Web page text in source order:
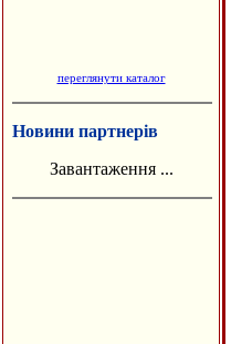
переглянути каталог
Новини партнерів
Завантаження ...